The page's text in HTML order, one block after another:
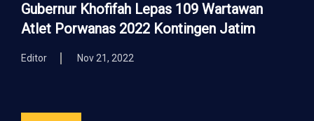
Gubernur Khofifah Lepas 109 Wartawan
Atlet Porwanas 2022 Kontingen Jatim
Editor Nov 21, 2022